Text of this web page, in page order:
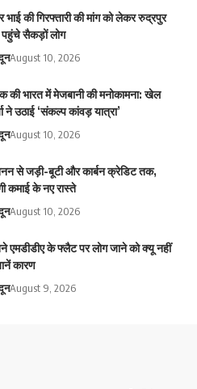
भाई की गिरफ्तारी की मांग को लेकर रुद्रपुर
पहुंचे सैकड़ों लोग
August 10, 2026
भारत में मेजबानी की मनोकामना: खेल
ने उठाई ‘संकल्प कांवड़ यात्रा’
August 10, 2026
से जड़ी-बूटी और कार्बन क्रेडिट तक,
कमाई के नए रास्ते
August 10, 2026
एमडीडीए के फ्लैट पर लोग जाने को क्यू नहीं
कारण
August 9, 2026